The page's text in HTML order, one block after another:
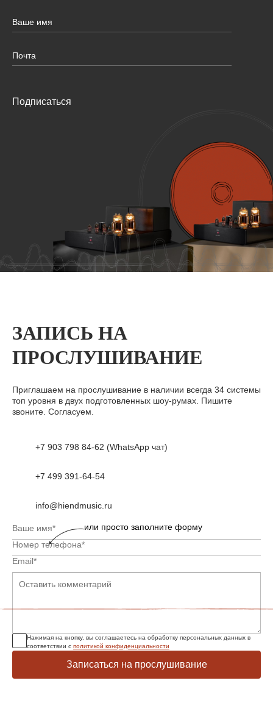
Подписаться
ЗАПИСЬ НА
ПРОСЛУШИВАНИЕ
Приглашаем на прослушивание в наличии всегда 34 системы
топ уровня в двух подготовленных шоу-румах. Пишите
звоните. Согласуем.
+7 903 798 84-62 (WhatsApp чат)
+7 499 391-64-54
info@hiendmusic.ru
Нажимая на кнопку, вы соглашаетесь на обработку персональных данных в
соответствии с политикой конфиденциальности
Записаться на прослушивание
или просто заполните форму